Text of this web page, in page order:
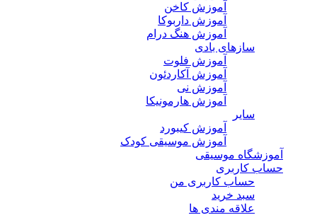
آموزش کاخن
آموزش داربوکا
آموزش هنگ درام
سازهای بادی
آموزش فلوت
آموزش آکاردئون
آموزش نی
آموزش هارمونیکا
سایر
آموزش کیبورد
آموزش موسیقی کودک
آموزشگاه موسیقی
حساب کاربری
حساب کاربری من
سبد خرید
علاقه مندی ها